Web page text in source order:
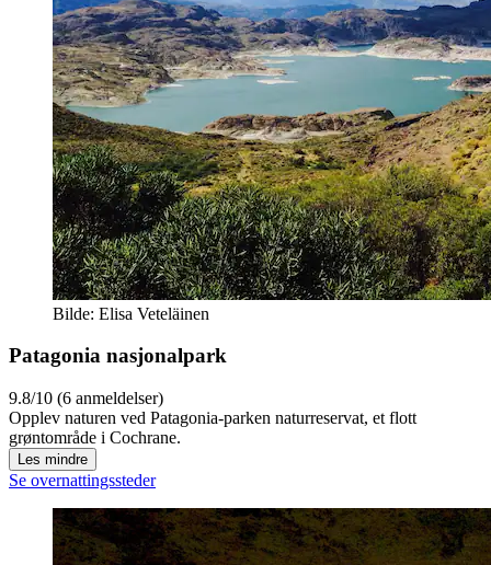
Bilde: Elisa Veteläinen
Patagonia nasjonalpark
9.8/10 (6 anmeldelser)
Opplev naturen ved Patagonia-parken naturreservat, et flott
grøntområde i Cochrane.
Les mindre
Se overnattingssteder